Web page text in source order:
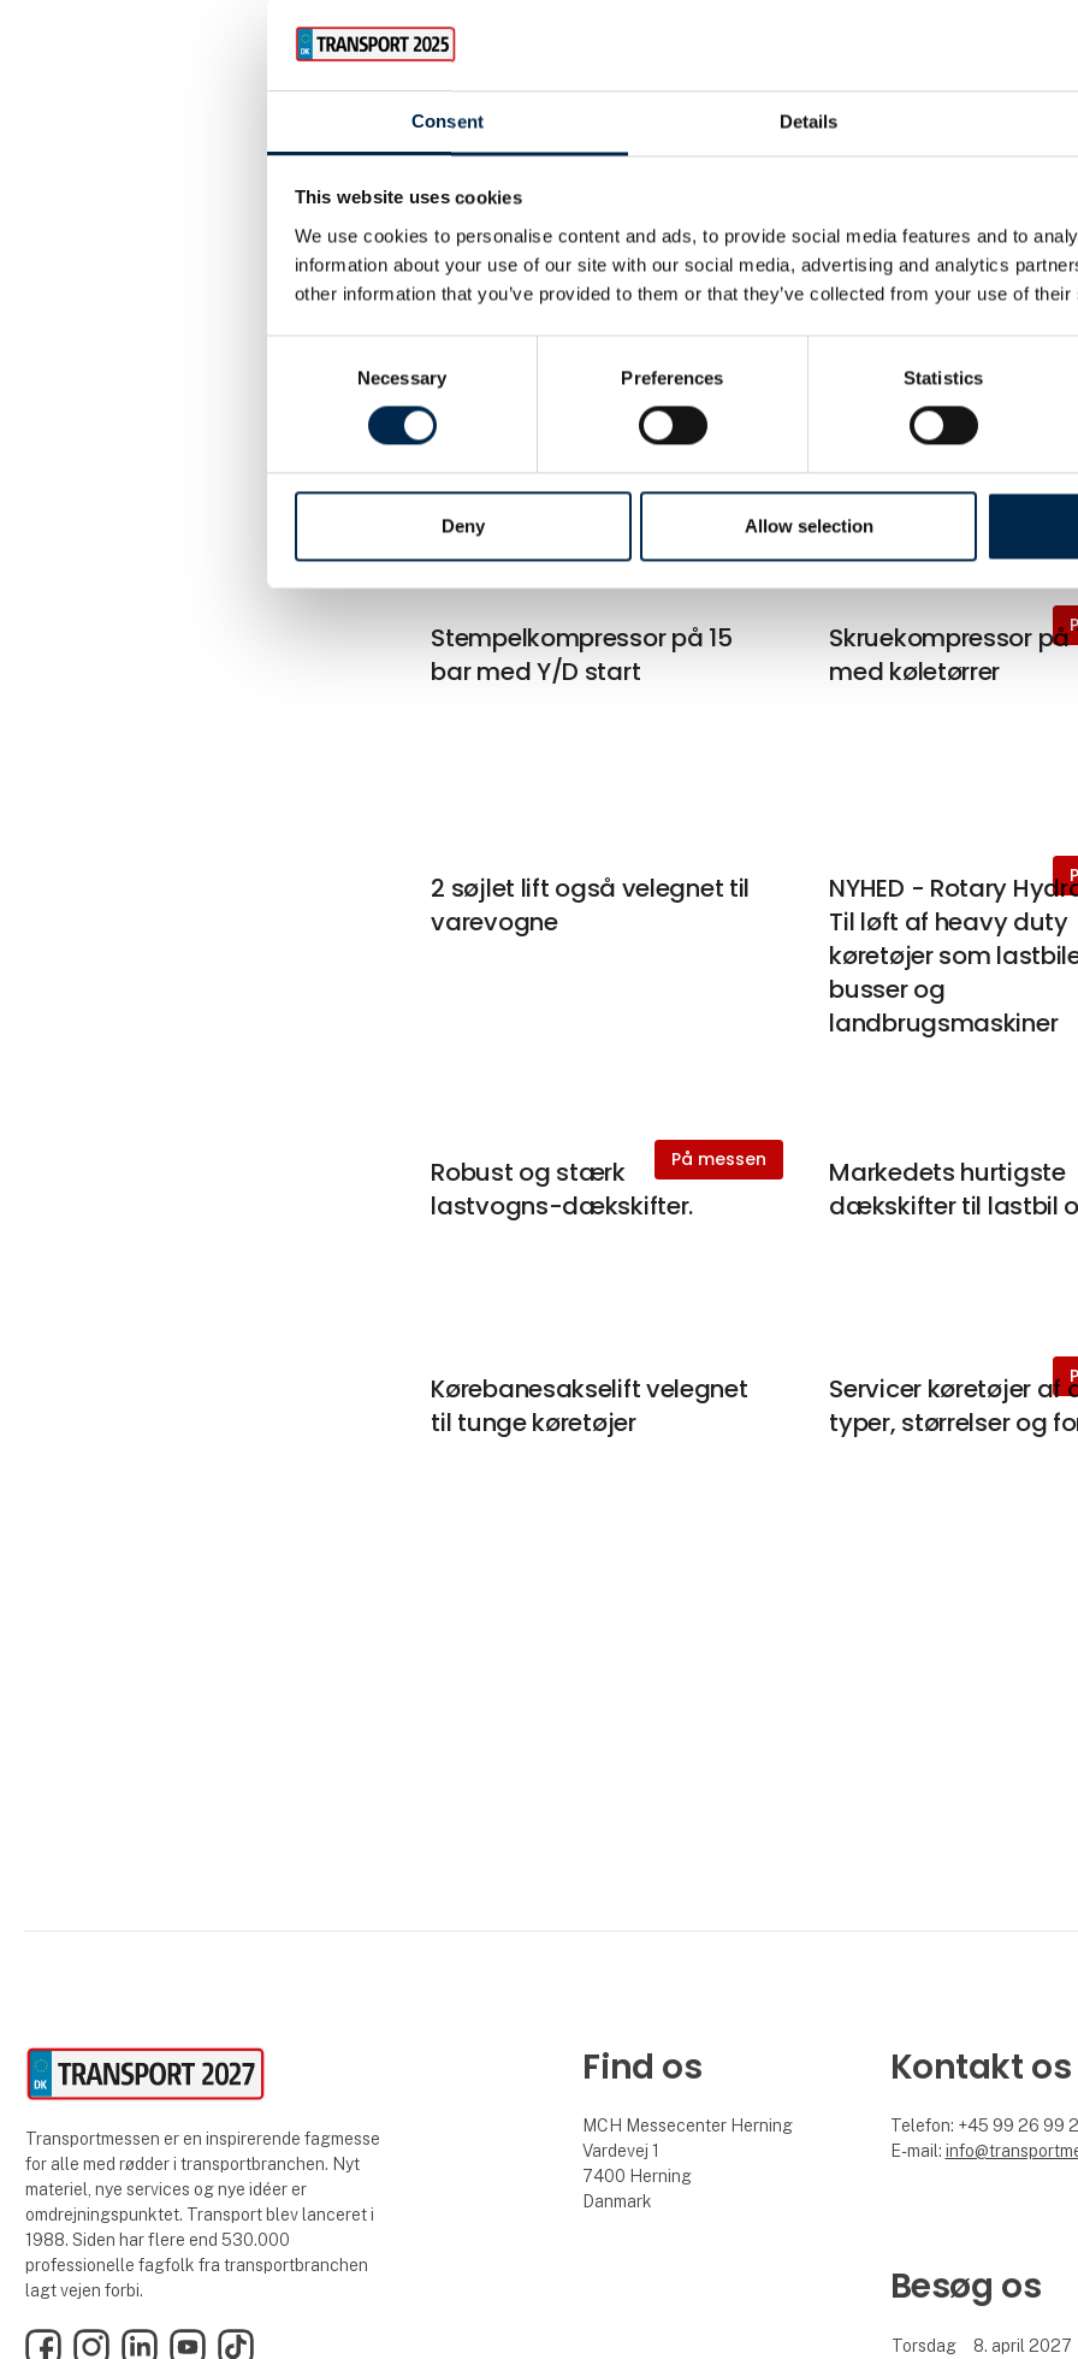
Consent Details
This website uses cookies
We use cookies to personalise content and ads, to provide social media features and to
information about your use of our site with our social media, advertising and analytics
other information that you’ve provided to them or that they’ve collected from your use of
Necessary Preferences Statistics
Deny Allow selection
Transportabel donkraft,
som er idéel til bl.a.
servicebiler
tung industri
Lufthydraulisk
gulvgravdonkraft med
teleskopcylinder
lufthydraulisk
med 1 cylinder
På messen
Hydraulisk gearkasseløfter
med teleskopcylinder
Gulvvasker - Walk
Stempelkompressor på 15
bar med Y/D start
Skruekompressor på
med køletørrer
2 søjlet lift også velegnet til
varevogne
NYHED - Rotary
Til løft af heavy duty
køretøjer som
busser og
landbrugsmaskiner
På messen
Robust og stærk
lastvogns-dækskifter.
Markedets hurtigste
dækskifter til lastbil
Kørebanesakselift velegnet
til tunge køretøjer
Servicer køretøjer af
typer, størrelser og
Transportmessen er en inspirerende fagmesse
for alle med rødder i transportbranchen. Nyt
materiel, nye services og nye idéer er
omdrejningspunktet. Transport blev lanceret i
1988. Siden har flere end 530.000
professionelle fagfolk fra transportbranchen
lagt vejen forbi.
FacebookInstagramLinkedInYouTubeTikTok
Find os
MCH Messecenter Herning
Vardevej 1
7400 Herning
Danmark
Kontakt os
Telefon: +45 99 26 99
E-mail:
Besøg os
Torsdag 8. april 2027